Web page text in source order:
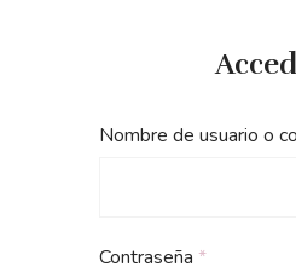
Nombre de usuario o
Contraseña *